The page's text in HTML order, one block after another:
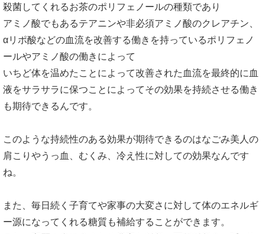
殺菌してくれるお茶のポリフェノールの種類であり
アミノ酸でもあるテアニンや非必須アミノ酸のクレアチン、
αリポ酸などの血流を改善する働きを持っているポリフェノ
ールやアミノ酸の働きによって
いちど体を温めたことによって改善された血流を最終的に血
液をサラサラに保つことによってその効果を持続させる働き
も期待できるんです。
このような持続性のある効果が期待できるのはなごみ美人の
肩こりやうっ血、むくみ、冷え性に対しての効果なんです
ね。
また、毎日続く子育てや家事の大変さに対して体のエネルギ
ー源になってくれる糖質も補給することができます。